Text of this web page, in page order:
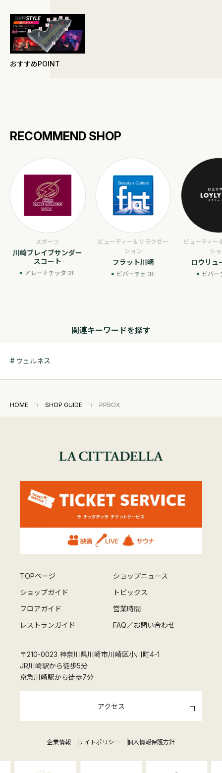
おすすめPOINT
RECOMMEND SHOP
スポーツ
川崎ブレイブサンダー
スコート
アレーナチッタ 2F
ビューティー＆リラクゼー
ション
フラット川崎
ビバーチェ 3F
ビューティー
シ
ロウリュ
ビバー
関連キーワードを探す
ウェルネス
HOME SHOP GUIDE PPBOX
TOPページ
ショップニュース
ショップガイド
トピックス
フロアガイド
営業時間
レストランガイド
FAQ／お問い合わせ
〒210-0023 神奈川県川崎市川崎区小川町4-1
JR川崎駅から徒歩5分
京急川崎駅から徒歩7分
アクセス
企業情報 サイトポリシー 個人情報保護方針